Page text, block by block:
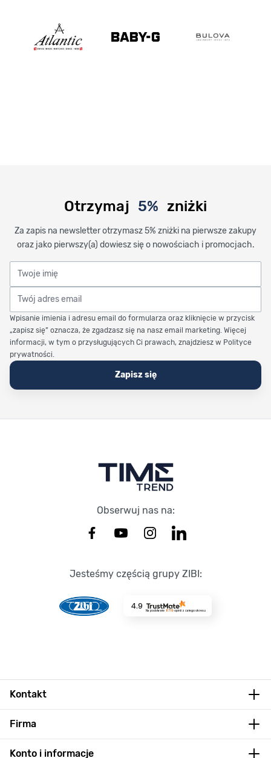
Otrzymaj 5% zniżki
Za zapis na newsletter otrzymasz 5% zniżki na pierwsze zakupy
oraz jako pierwszy(a) dowiesz się o nowościach i promocjach.
Twoje imię
Twój adres email
Wpisanie imienia i adresu email do formularza oraz kliknięcie w przycisk
„zapisz się” oznacza, że zgadzasz się na nasz email marketing. Więcej
informacji, w tym o przysługujących Ci prawach, znajdziesz w Polityce
prywatności.
Zapisz się
Obserwuj nas na:
Jesteśmy częścią grupy ZIBI:
4.9
Na podstawie 8719opinii z całego okresu
Kontakt
Firma
Konto i informacje